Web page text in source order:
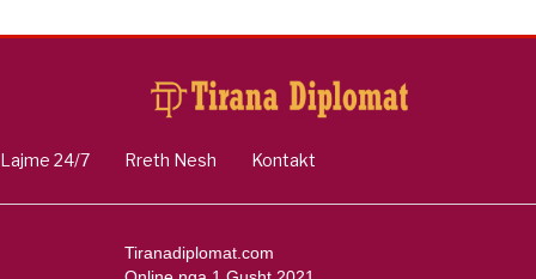
inteligjente izraelite
Lajme 24/7 Rreth Nesh Kontakt
Tiranadiplomat.com